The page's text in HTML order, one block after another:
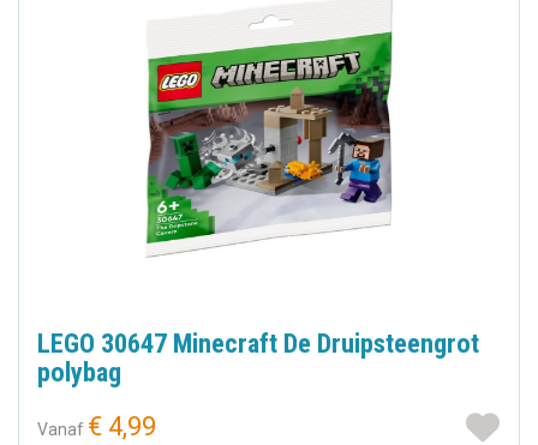
LEGO 30647 Minecraft De Druipsteengrot
polybag
Vanaf € 4,99